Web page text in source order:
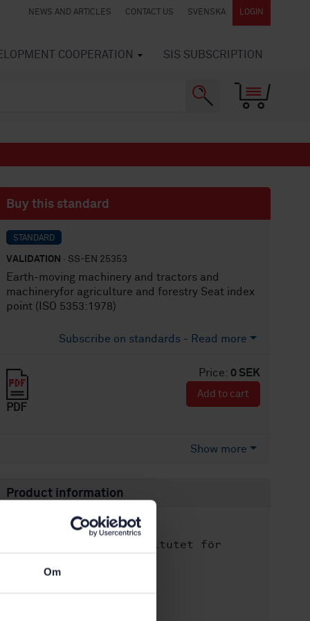
Om
NEWS AND ARTICLES CONTACT US SVENSKA LOGIN
COOPERATION SIS SUBSCRIPTION
Buy this standard
STANDARD
VALIDATION · SS-EN 25353
Earth-moving machinery and tractors and
machineryfor agriculture and forestry Seat index
point (ISO 5353:1978)
Subscribe on standards - Read more
Price: 0 SEK
PDF
Add to cart
Show more
Product information
English
Svenska institutet för
International title: